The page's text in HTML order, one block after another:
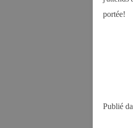
portée!
Publié